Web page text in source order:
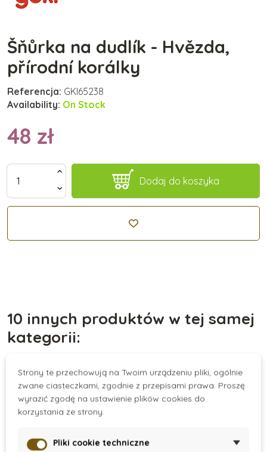
Šňůrka na dudlík - Hvězda,
přírodní korálky
Referencja: GKI65238
Availability: On Stock
48 zł
Dodaj do koszyka
10 innych produktów w tej samej
kategorii:
Nowość Promocja
Strony te przechowują na Twoim urządzeniu pliki, ogólnie
zwane ciasteczkami, zgodnie z przepisami prawa. Proszę
wyrazić zgodę na ustawienie plików cookies do
korzystania ze strony.
Pliki cookie techniczne